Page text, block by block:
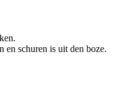
en schuren is uit den boze.